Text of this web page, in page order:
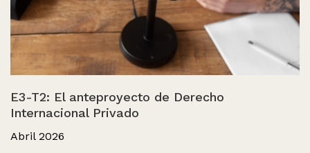
E3-T2: El anteproyecto de Derecho
Internacional Privado
Abril 2026